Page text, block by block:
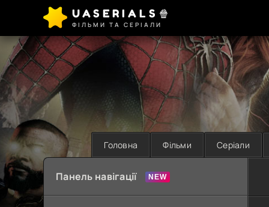
UASERIALS🍿
ФІЛЬМИ ТА СЕРІАЛИ
Головна Фільми Серіали
Панель навігації